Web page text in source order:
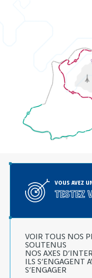
VOUS AVEZ
TESTEZ
VOIR TOUS NOS
SOUTENUS
NOS AXES
ILS S’ENGAGENT
S’ENGAGER